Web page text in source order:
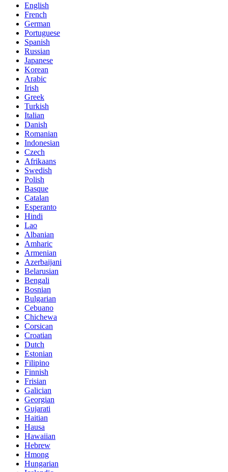
English
French
German
Portuguese
Spanish
Russian
Japanese
Korean
Arabic
Irish
Greek
Turkish
Italian
Danish
Romanian
Indonesian
Czech
Afrikaans
Swedish
Polish
Basque
Catalan
Esperanto
Hindi
Lao
Albanian
Amharic
Armenian
Azerbaijani
Belarusian
Bengali
Bosnian
Bulgarian
Cebuano
Chichewa
Corsican
Croatian
Dutch
Estonian
Filipino
Finnish
Frisian
Galician
Georgian
Gujarati
Haitian
Hausa
Hawaiian
Hebrew
Hmong
Hungarian